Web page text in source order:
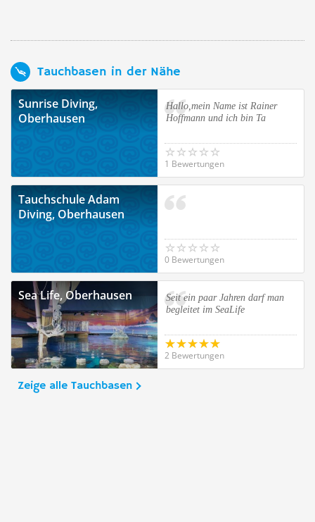
Tauchbasen in der Nähe
Sunrise Diving,
Oberhausen
Hallo,mein Name ist Rainer
Hoffmann und ich bin Ta
1 Bewertungen
Tauchschule Adam
Diving, Oberhausen
0 Bewertungen
Sea Life, Oberhausen
Seit ein paar Jahren darf man
begleitet im SeaLife
2 Bewertungen
Zeige alle Tauchbasen